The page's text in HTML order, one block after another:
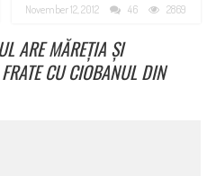
November 12, 2012 46 2869
ARE MĂREȚIA ȘI
CU CIOBANUL DIN